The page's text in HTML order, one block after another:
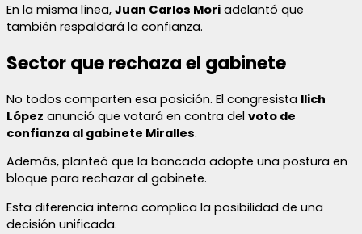
En la misma línea, Juan Carlos Mori adelantó que
también respaldará la confianza.
Sector que rechaza el gabinete
No todos comparten esa posición. El congresista Ilich
López anunció que votará en contra del voto de
confianza al gabinete Miralles.
Además, planteó que la bancada adopte una postura en
bloque para rechazar al gabinete.
Esta diferencia interna complica la posibilidad de una
decisión unificada.